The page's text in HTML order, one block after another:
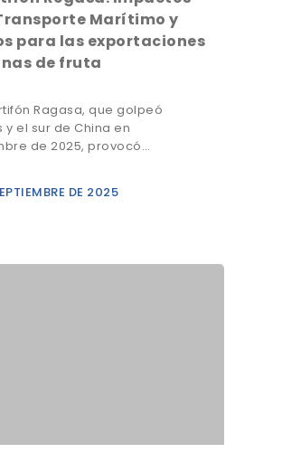
Marítimo y
para las exportaciones
de fruta
Ragasa, que golpeó
y el sur de China en
de 2025, provocó…
DE 2025